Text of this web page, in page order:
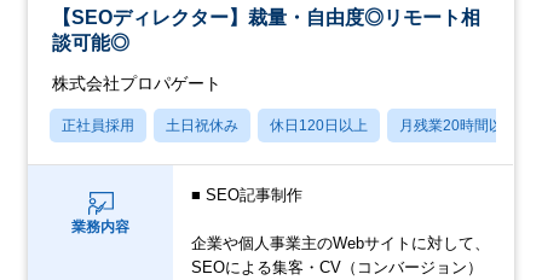
【SEOディレクター】裁量・自由度◎リモート相
談可能◎
株式会社プロパゲート
正社員採用 土日祝休み 休日120日以上 月残業20時間以内
業務内容
■ SEO記事制作
企業や個人事業主のWebサイトに対して、
SEOによる集客・CV（コンバージョン）